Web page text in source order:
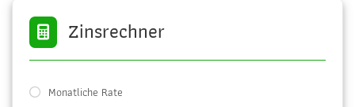
Zinsrechner
Monatliche Rate